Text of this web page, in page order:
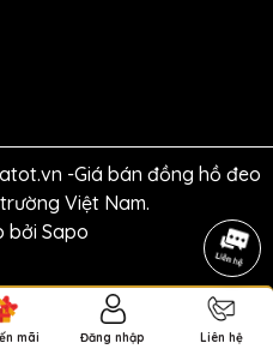
-Giá bán đồng hồ đeo
Việt Nam.
bởi Sapo
mãi Đăng nhập Liên hệ